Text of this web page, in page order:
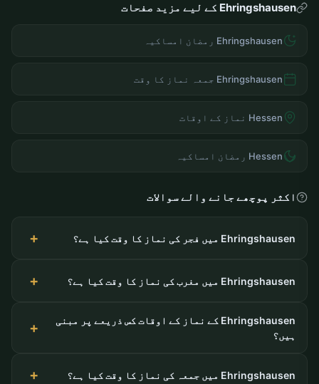
Ehringshausen کے لیے مزید صفحات
Ehringshausen رمضان امساکیہ
Ehringshausen جمعہ نماز کا وقت
Hessen نماز کے اوقات
Hessen رمضان امساکیہ
اکثر پوچھے جانے والے سوالات
Ehringshausen میں فجر کی نماز کا وقت کیا ہے؟
Ehringshausen میں مغرب کی نماز کا وقت کیا ہے؟
Ehringshausen کے نماز کے اوقات کس ذریعے پر مبنی
ہیں؟
Ehringshausen میں جمعہ کی نماز کا وقت کیا ہے؟